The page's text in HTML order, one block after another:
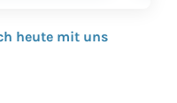
heute mit uns